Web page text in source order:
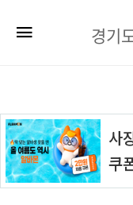
경기